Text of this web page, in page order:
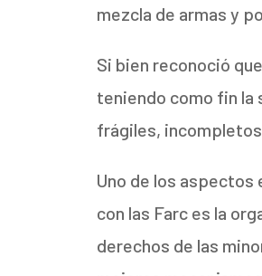
mezcla de armas y
Si bien reconoció
teniendo como fin la
frágiles,
Uno de los aspectos
con las Farc es la
derechos de las